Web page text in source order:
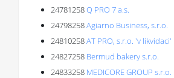
24781258Q PRO 7 a.s.
24798258Agiarno Business, s.r.o.
24810258AT PRO, s.r.o. 'v likvidaci'
24827258 Bermud bakery s.r.o.
24833258 MEDICORE GROUP s.r.o.